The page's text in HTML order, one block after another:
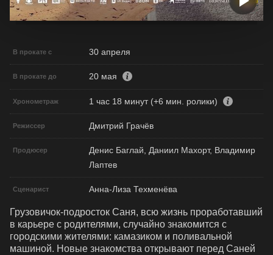
В прокате с 30 апреля
В прокате до 20 мая
Хронометраж 1 час 18 минут (+6 мин. ролики)
Режиссер Дмитрий Грачёв
Продюсер
Денис Баглай, Даниил Махорт, Владимир
Лаптев
Сценарист Анна-Лиза Техменёва
Грузовичок-подросток Саня, всю жизнь проработавший
в карьере с родителями, случайно знакомится с
городскими жителями: камазиком и поливальной
машиной. Новые знакомства открывают перед Саней